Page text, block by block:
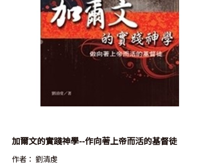
加爾文的實踐神學--作向著上帝而活的基督徒
作者： 劉清虔